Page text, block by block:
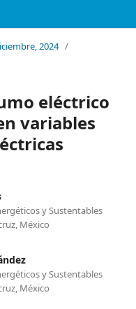
2024 /
eléctrico
variables
y Sustentables
México
y Sustentables
México